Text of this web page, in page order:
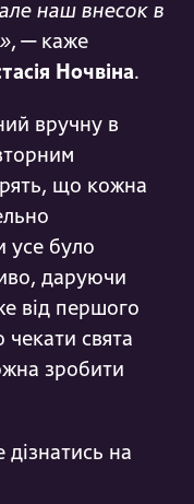
наш внесок в
, — каже
Ночвіна.
вручну в
що кожна
усе було
даруючи
від першого
чекати свята
зробити
на